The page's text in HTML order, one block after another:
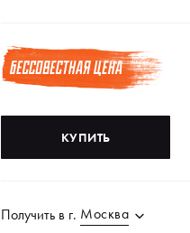
КУПИТЬ
Получить в г. Москва